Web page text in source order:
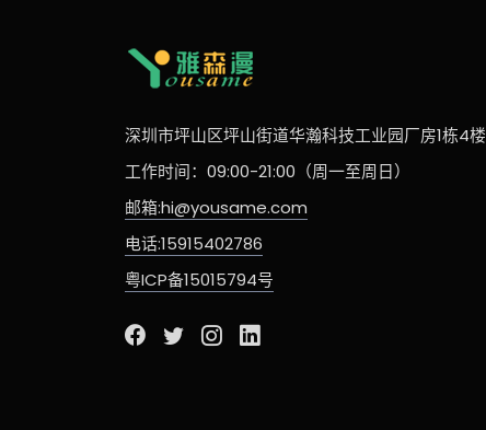
深圳市坪山区坪山街道华瀚科技工业园厂房1栋4楼
工作时间：09:00-21:00（周一至周日）
邮箱:hi@yousame.com
电话:15915402786
粤ICP备15015794号